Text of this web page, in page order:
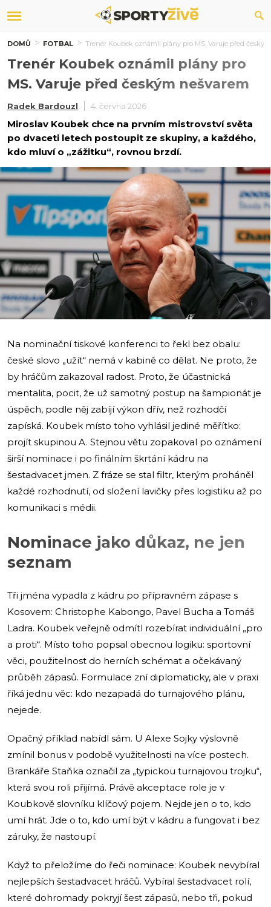
DOMŮ FOTBAL Trenér Koubek oznámil plány pro MS. Varuje před
Trenér Koubek oznámil plány pro
MS. Varuje před českým nešvarem
Radek Bardouzl 4. června 2026
Miroslav Koubek chce na prvním mistrovství světa
po dvaceti letech postoupit ze skupiny, a každého,
kdo mluví o „zážitku“, rovnou brzdí.
i
Na nominační tiskové konferenci to řekl bez obalu:
české slovo „užít“ nemá v kabině co dělat. Ne proto, že
by hráčům zakazoval radost. Proto, že účastnická
mentalita, pocit, že už samotný postup na šampionát je
úspěch, podle něj zabíjí výkon dřív, než rozhodčí
zapíská. Koubek místo toho vyhlásil jediné měřítko:
projít skupinou A. Stejnou větu zopakoval po oznámení
širší nominace i po finálním škrtání kádru na
šestadvacet jmen. Z fráze se stal filtr, kterým proháněl
každé rozhodnutí, od složení lavičky přes logistiku až po
komunikaci s médii.
Nominace jako důkaz, ne jen
seznam
Tři jména vypadla z kádru po přípravném zápase s
Kosovem: Christophe Kabongo, Pavel Bucha a Tomáš
Ladra. Koubek veřejně odmítl rozebírat individuální „pro
a proti“. Místo toho popsal obecnou logiku: sportovní
věci, použitelnost do herních schémat a očekávaný
průběh zápasů. Formulace zní diplomaticky, ale v praxi
říká jednu věc: kdo nezapadá do turnajového plánu,
nejede.
Opačný příklad nabídl sám. U Alexe Sojky výslovně
zmínil bonus v podobě využitelnosti na více postech.
Brankáře Staňka označil za „typickou turnajovou trojku“,
která svou roli přijímá. Právě akceptace role je v
Koubkově slovníku klíčový pojem. Nejde jen o to, kdo
umí hrát. Jde o to, kdo umí být v kádru a fungovat i bez
záruky, že nastoupí.
Když to přeložíme do řeči nominace: Koubek nevybíral
nejlepších šestadvacet hráčů. Vybíral šestadvacet rolí,
které dohromady pokryjí šest zápasů, nebo tři, pokud